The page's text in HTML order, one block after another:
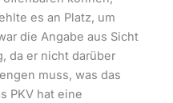
es an Platz, um
die Angabe aus Sicht
da er nicht darüber
muss, was das
PKV hat eine